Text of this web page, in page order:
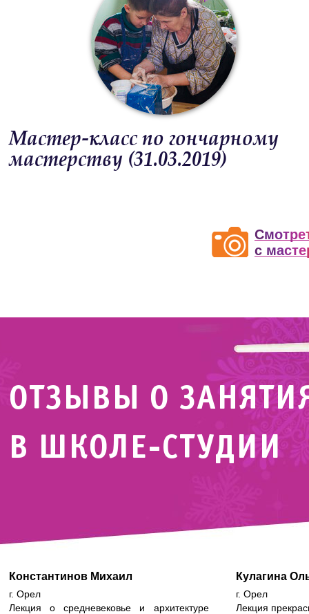
Мастер-класс по гончарному
мастерству (31.03.2019)
Смотре
с масте
ОТЗЫВЫ О
В ШКОЛЕ-СТУДИИ
Константинов Михаил
г. Орел
Лекция о средневековье и архитектуре
Кулагина
г. Орел
Лекция